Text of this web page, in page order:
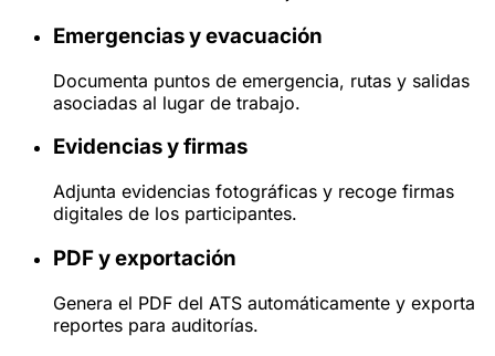
Emergencias y evacuación
Documenta puntos de emergencia, rutas y salidas
asociadas al lugar de trabajo.
Evidencias y firmas
Adjunta evidencias fotográficas y recoge firmas
digitales de los participantes.
PDF y exportación
Genera el PDF del ATS automáticamente y exporta
reportes para auditorías.